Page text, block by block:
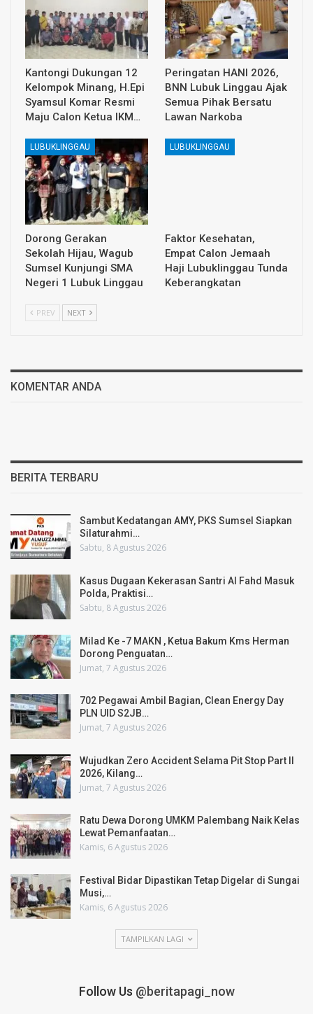
Kantongi Dukungan 12
Kelompok Minang, H.Epi
Syamsul Komar Resmi
Maju Calon Ketua IKM…
Peringatan HANI 2026,
BNN Lubuk Linggau Ajak
Semua Pihak Bersatu
Lawan Narkoba
LUBUKLINGGAU
Dorong Gerakan
Sekolah Hijau, Wagub
Sumsel Kunjungi SMA
Negeri 1 Lubuk Linggau
LUBUKLINGGAU
Faktor Kesehatan,
Empat Calon Jemaah
Haji Lubuklinggau Tunda
Keberangkatan
PREV NEXT
KOMENTAR ANDA
BERITA TERBARU
Sambut Kedatangan AMY, PKS Sumsel Siapkan
Silaturahmi…
Sabtu, 8 Agustus 2026
Kasus Dugaan Kekerasan Santri Al Fahd Masuk
Polda, Praktisi…
Sabtu, 8 Agustus 2026
Milad Ke -7 MAKN , Ketua Bakum Kms Herman
Dorong Penguatan…
Jumat, 7 Agustus 2026
702 Pegawai Ambil Bagian, Clean Energy Day
PLN UID S2JB…
Jumat, 7 Agustus 2026
Wujudkan Zero Accident Selama Pit Stop Part II
2026, Kilang…
Jumat, 7 Agustus 2026
Ratu Dewa Dorong UMKM Palembang Naik Kelas
Lewat Pemanfaatan…
Kamis, 6 Agustus 2026
Festival Bidar Dipastikan Tetap Digelar di Sungai
Musi,…
Kamis, 6 Agustus 2026
TAMPILKAN LAGI
Follow Us @beritapagi_now